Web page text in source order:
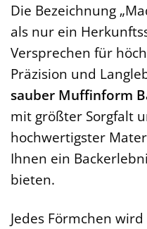
Die Bezeichnung
als nur ein
Versprechen für
Präzision und
sauber Muffinform
mit größter Sorgfalt
hochwertigster
Ihnen ein
bieten.
Jedes Förmchen